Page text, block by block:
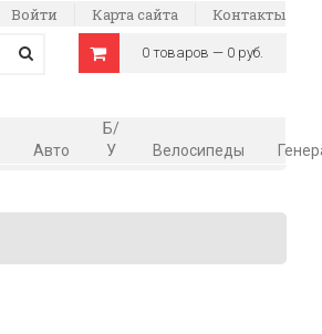
Войти Карта сайта Контакты
0 товаров — 0 руб.
Авто
Б/
У
Велосипеды